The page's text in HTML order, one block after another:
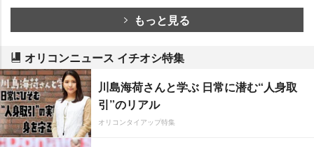
もっと見る
オリコンニュース イチオシ特集
川島海荷さんと学ぶ 日常に潜む“人身取
引”のリアル
オリコンタイアップ特集